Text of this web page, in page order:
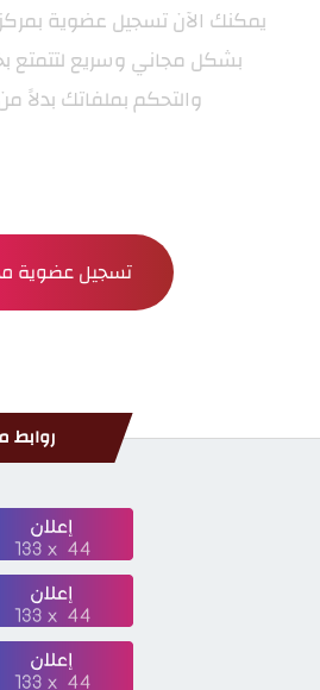
يمكنك الآن تسجيل عضوية بمركز
بشكل مجاني وسريع لتتمتع
والتحكم بملفاتك بدلاً
تسجيل عضوية
روابط